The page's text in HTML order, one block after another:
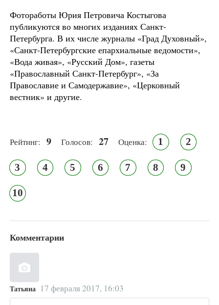
Фотоработы Юрия Петровича Костыгова
публикуются во многих изданиях Санкт-
Петербурга. В их числе журналы «Град Духовный»,
«Санкт-Петербургские епархиальные ведомости»,
«Вода живая», «Русский Дом», газеты
«Православный Санкт-Петербург», «За
Православие и Самодержавие», «Церковный
вестник» и другие.
Рейтинг: 9 Голосов: 27 Оценка: 1 2
3 4 5 6 7 8 9
10
Комментарии
Татьяна 17 февраля 2017, 16:03